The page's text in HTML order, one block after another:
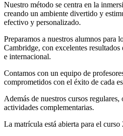
Nuestro método se centra en la
creando un ambiente divertido y
efectivo y personalizado.
Preparamos a nuestros alumnos para
Cambridge, con excelentes
e internacional.
Contamos con un equipo de
comprometidos con el éxito de cada
Además de nuestros cursos
actividades complementarias.
La matrícula está abierta para el curso